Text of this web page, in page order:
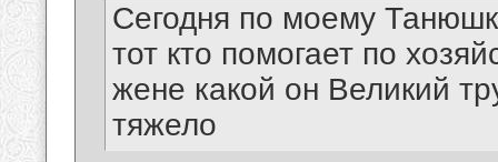
Сегодня по моему
тот кто помогает по
жене какой он Великий
тяжело